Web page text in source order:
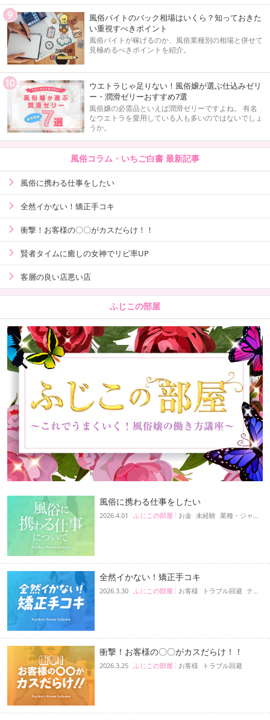
風俗バイトのバック相場はいくら？知っておきた
い重視すべきポイント
風俗バイトが稼げるのか、風俗業種別の相場と併せて
見極めるべきポイントを紹介。
ウエトラじゃ足りない！風俗嬢が選ぶ仕込みゼリ
ー・潤滑ゼリーおすすめ7選
風俗嬢の必需品といえば潤滑ゼリーですよね。 有名
なウエトラを愛用している人も多いのではないでしょ
うか。
風俗コラム・いちご白書 最新記事
風俗に携わる仕事をしたい
全然イかない！矯正手コキ
衝撃！お客様の〇〇がカスだらけ！！
賢者タイムに癒しの女神でリピ率UP
客層の良い店悪い店
ふじこの部屋
風俗に携わる仕事をしたい
2026.4.01 ふじこの部屋 お金 未経験 業種・ジャンル
全然イかない！矯正手コキ
2026.3.30 ふじこの部屋 お客様 トラブル回避 テクニック
衝撃！お客様の〇〇がカスだらけ！！
2026.3.25 ふじこの部屋 お客様 トラブル回避